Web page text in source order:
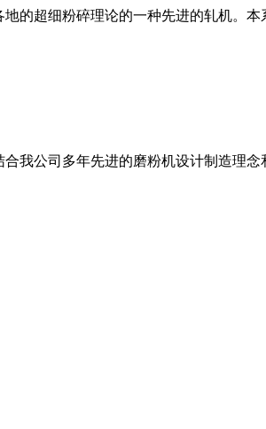
的超细粉碎理论的一种先进的轧机。
我公司多年先进的磨粉机设计制造理